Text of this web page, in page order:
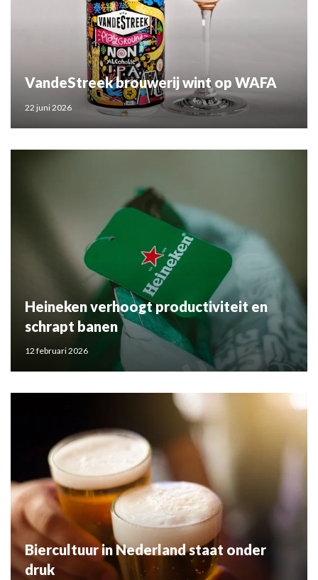
VandeStreek brouwerij wint op WAFA
22 juni 2026
Heineken verhoogt productiviteit en
schrapt banen
12 februari 2026
Biercultuur in Nederland staat onder
druk